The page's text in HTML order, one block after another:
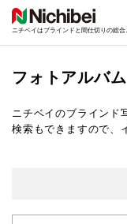
ニチベイはブラインドと間仕切りの総
フォトアルバム
ニチベイのブラインド
検索もできますので、